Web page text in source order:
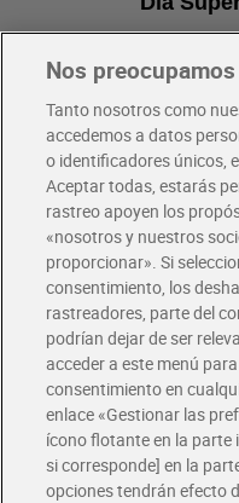
Pide hoy, recibe hoy
Envío gratis por compras
Envío estandar por 4,99€
Glovo y Uber Eats
Solicita tu factura de Glovo
Únete al CLUB Dia
Disfruta las ventajas y
Descárgate la APP Dia
Folletos y Tiendas
Descubre las mejores
Nos
Tanto nosotros como
accedemos a datos
o identificadores únicos,
Aceptar todas, estarás
rastreo apoyen los
«nosotros y nuestros
proporcionar». Si
consentimiento, los
rastreadores, parte del
podrían dejar de ser
acceder a este menú
consentimiento en
enlace «Gestionar las
ícono flotante en la parte
si corresponde] en la
opciones tendrán efecto